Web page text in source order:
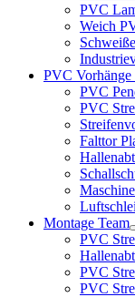
PVC
Weich
PVC Vorhänge
PVC
PVC
Falttor
Montage Team
PVC
PVC
PVC